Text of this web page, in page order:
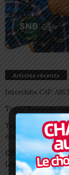
Articles récents
Interclubs CAF:
Togo/ Boissons
Togo/ Rentrée
écoles autorisées
ESSAL 2026 : les
Lomé